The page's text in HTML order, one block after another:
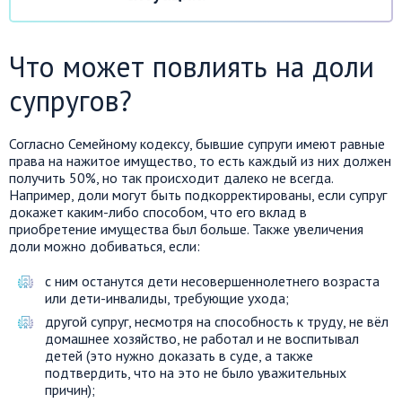
Что может повлиять на доли
супругов?
Согласно Семейному кодексу, бывшие супруги имеют равные
права на нажитое имущество, то есть каждый из них должен
получить 50%, но так происходит далеко не всегда.
Например, доли могут быть подкорректированы, если супруг
докажет каким-либо способом, что его вклад в
приобретение имущества был больше. Также увеличения
доли можно добиваться, если:
с ним останутся дети несовершеннолетнего возраста
или дети-инвалиды, требующие ухода;
другой супруг, несмотря на способность к труду, не вёл
домашнее хозяйство, не работал и не воспитывал
детей (это нужно доказать в суде, а также
подтвердить, что на это не было уважительных
причин);